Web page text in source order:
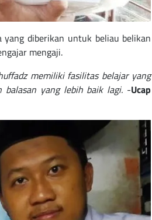
diberikan untuk beliau belikan
mengaji.
memiliki fasilitas belajar yang
balasan yang lebih baik lagi. -Ucap